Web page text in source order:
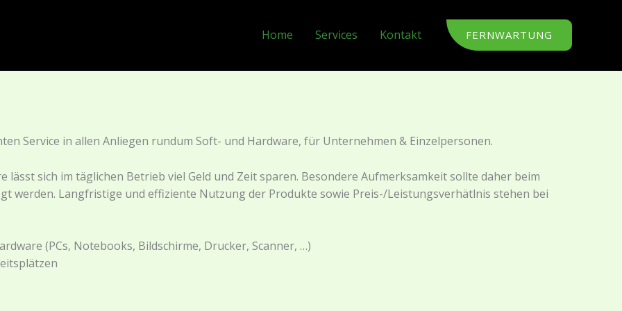
Home Services Kontakt FERNWARTUNG
Service in allen Anliegen rundum Soft- und Hardware, für Unternehmen & Einzelpersonen.
lässt sich im täglichen Betrieb viel Geld und Zeit sparen. Besondere Aufmerksamkeit sollte daher beim
werden. Langfristige und effiziente Nutzung der Produkte sowie Preis-/Leistungsverhätlnis stehen bei
(PCs, Notebooks, Bildschirme, Drucker, Scanner, …)